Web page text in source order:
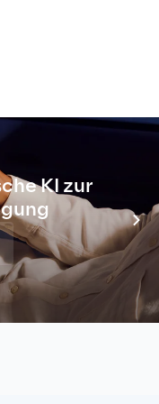
KI zur
Menge an
von
die zur